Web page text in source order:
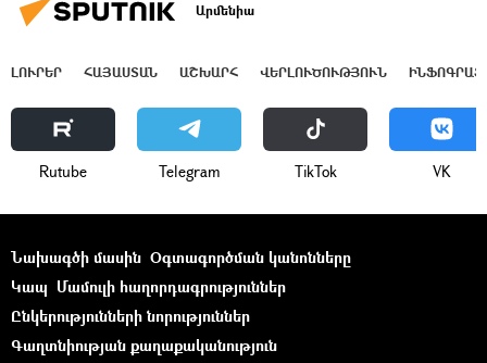
Արմենիա
ԼՈՒՐԵՐ ՀԱՅԱՍՏԱՆ ԱՇԽԱՐՀ ՎԵՐԼՈՒԾՈՒԹՅՈՒՆ
Rutube Telegram ТikТоk VK
Նախագծի մասին Օգտագործման կանոնները
Կապ Մամուլի հաղորդագրություններ
Ընկերությունների նորություններ
Գաղտնիության քաղաքականություն